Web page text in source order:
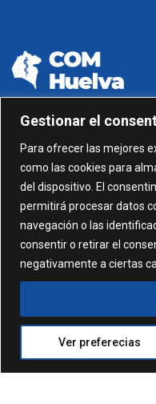
Gestionar el
Para ofrecer las mejores
como las cookies para
del dispositivo. El
permitirá procesar datos
navegación o las
consentir o retirar el
negativamente a ciertas
Ver preferecias
C/ Gonzalez García nº